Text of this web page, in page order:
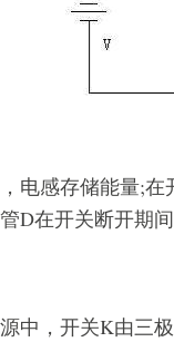
电感存储能量;
D在开关断开期
中，开关K由三